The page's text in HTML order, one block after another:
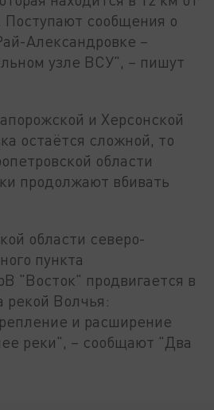
Поступают сообщения о
Александровке –
узле ВСУ", – пишут
и Херсонской
остаётся сложной, то
области
продолжают вбивать
области северо-
пункта
"Восток" продвигается в
рекой Волчья:
и расширение
реки", – сообщают "Два